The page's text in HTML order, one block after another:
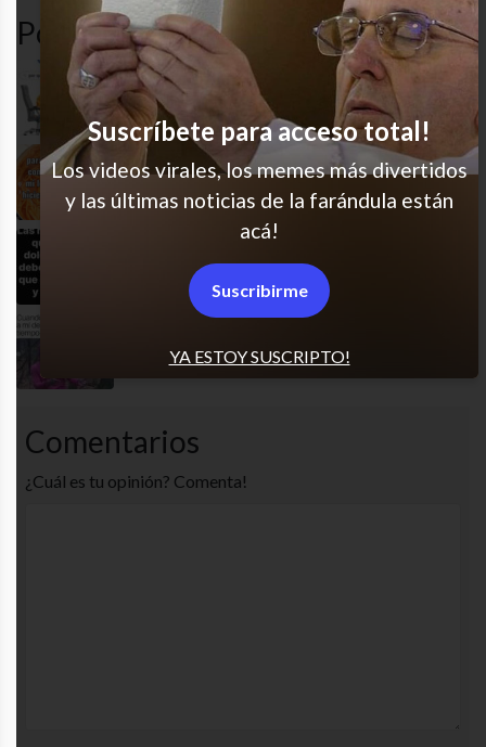
Popular en LVI
Jajaj hermoso
¿Pa tanto?
JAJAJA clásico
No de nuevo decía
Comentarios
¿Cuál es tu opinión? Comenta!
YA ESTOY SUSCRIPTO!
Suscríbete para acceso total!
Los videos virales, los memes más divertidos
y las últimas noticias de la farándula están
acá!
Suscribirme